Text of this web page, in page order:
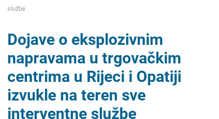
službe
Dojave o eksplozivnim
napravama u trgovačkim
centrima u Rijeci i Opatiji
izvukle na teren sve
interventne službe